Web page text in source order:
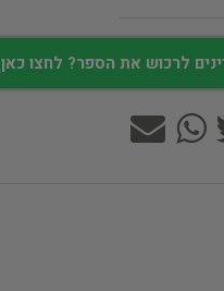
לרכוש את הספר? לחצו כאן